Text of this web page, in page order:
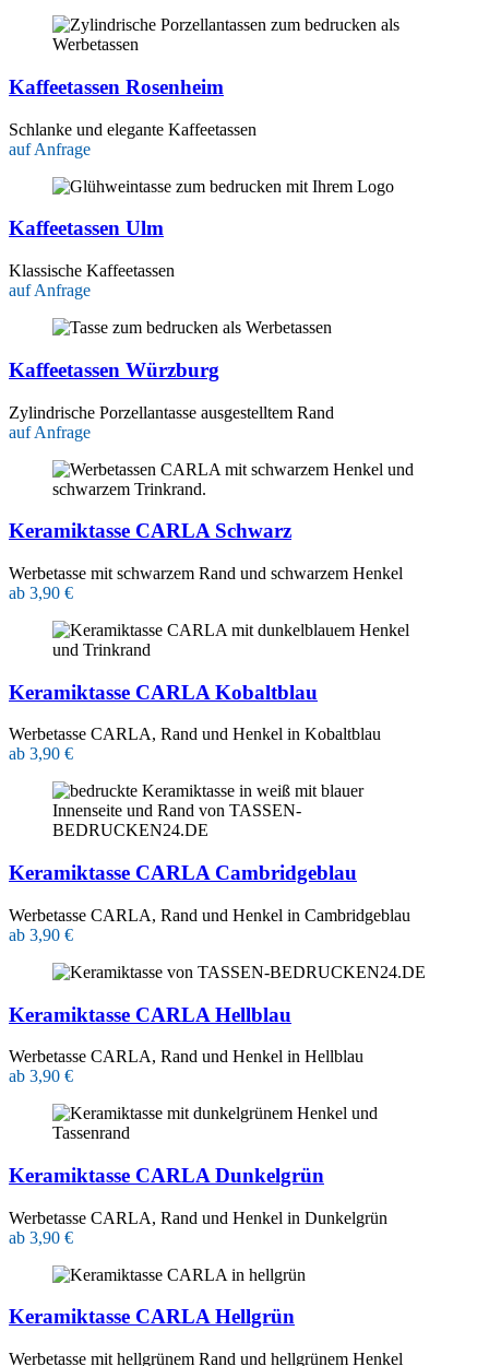
Kaffeetassen Rosenheim
Schlanke und elegante Kaffeetassen
auf Anfrage
Kaffeetassen Ulm
Klassische Kaffeetassen
auf Anfrage
Kaffeetassen Würzburg
Zylindrische Porzellantasse ausgestelltem Rand
auf Anfrage
Keramiktasse CARLA Schwarz
Werbetasse mit schwarzem Rand und schwarzem Henkel
ab 3,90 €
Keramiktasse CARLA Kobaltblau
Werbetasse CARLA, Rand und Henkel in Kobaltblau
ab 3,90 €
Keramiktasse CARLA Cambridgeblau
Werbetasse CARLA, Rand und Henkel in Cambridgeblau
ab 3,90 €
Keramiktasse CARLA Hellblau
Werbetasse CARLA, Rand und Henkel in Hellblau
ab 3,90 €
Keramiktasse CARLA Dunkelgrün
Werbetasse CARLA, Rand und Henkel in Dunkelgrün
ab 3,90 €
Keramiktasse CARLA Hellgrün
Werbetasse mit hellgrünem Rand und hellgrünem Henkel